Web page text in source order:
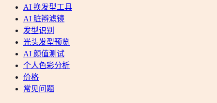
AI 换发型工具
AI 脏辫滤镜
发型识别
光头发型预览
AI 颜值测试
个人色彩分析
价格
常见问题